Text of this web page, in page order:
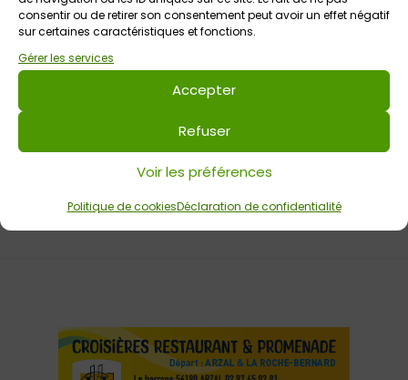
consentir ou de retirer son consentement peut avoir un effet négatif
sur certaines caractéristiques et fonctions.
Gérer les services
Accepter
Refuser
Voir les préférences
Politique de cookiesDéclaration de confidentialité
Réservations conseillées (par tél, mail, billetweb ou
Votre avis sur
En attendant la neige / Spectacle
jeune public au Zygo Comédie